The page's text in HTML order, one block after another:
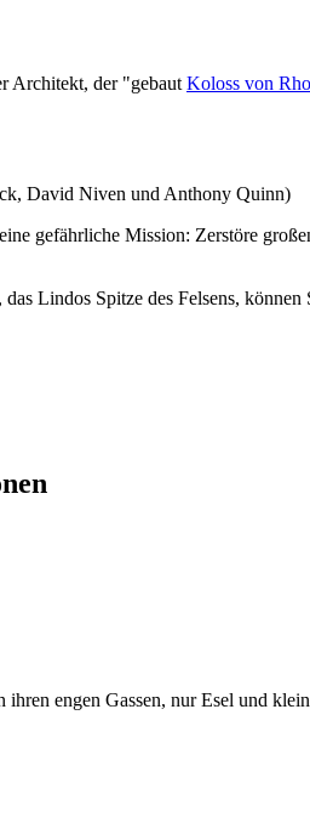
Architekt, der "gebaut Koloss von
David Niven und Anthony Quinn)
gefährliche Mission: Zerstöre
Lindos Spitze des Felsens,
engen Gassen, nur Esel und